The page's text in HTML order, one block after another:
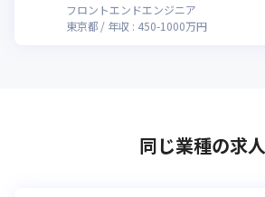
フロントエンドエンジニア
東京都
年収 : 450-1000万円
同じ業種の求人